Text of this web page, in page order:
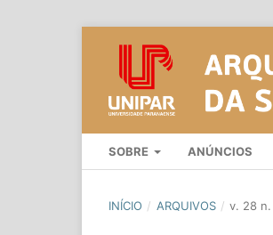
SOBRE ANÚNCIOS
INÍCIO / ARQUIVOS / v. 28